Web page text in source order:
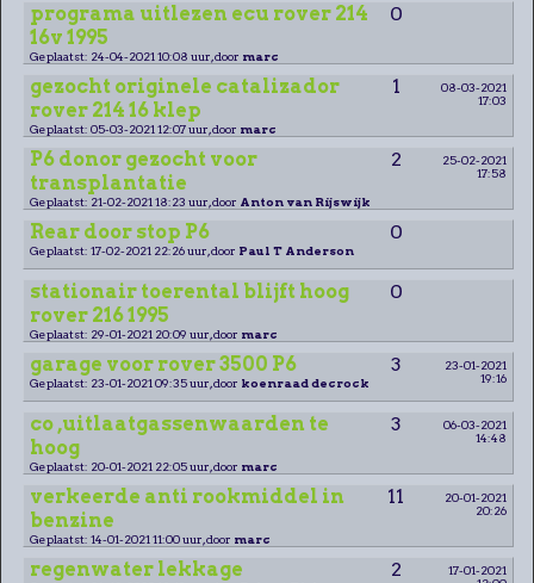
programa uitlezen ecu rover 214
16v 1995
0
Geplaatst: 24-04-2021 10:08 uur, door marc
gezocht originele catalizador
rover 214 16 klep
1
08-03-2021
17:03
Geplaatst: 05-03-2021 12:07 uur, door marc
P6 donor gezocht voor
transplantatie
2
25-02-2021
17:58
Geplaatst: 21-02-2021 18:23 uur, door Anton van Rijswijk
Rear door stop P6 0
Geplaatst: 17-02-2021 22:26 uur, door Paul T Anderson
stationair toerental blijft hoog
rover 216 1995
0
Geplaatst: 29-01-2021 20:09 uur, door marc
garage voor rover 3500 P6 3
23-01-2021
19:16
Geplaatst: 23-01-2021 09:35 uur, door koenraad decrock
co ,uitlaatgassenwaarden te
hoog
3
06-03-2021
14:48
Geplaatst: 20-01-2021 22:05 uur, door marc
verkeerde anti rookmiddel in
benzine
11
20-01-2021
20:26
Geplaatst: 14-01-2021 11:00 uur, door marc
regenwater lekkage 2
17-01-2021